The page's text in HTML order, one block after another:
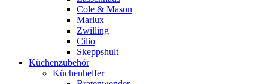
Cole & Mason
Marlux
Zwilling
Cilio
Skeppshult
Küchenzubehör
Küchenhelfer